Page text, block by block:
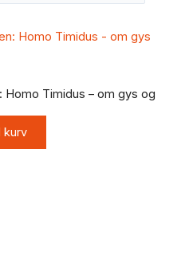
Homo Timidus – om gys og
kurv